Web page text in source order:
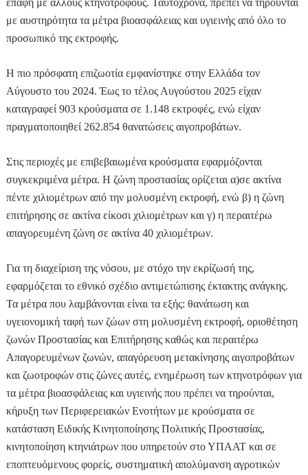
με αυστηρότητα τα μέτρα βιοασφάλειας και υγιεινής από όλο το
προσωπικό της εκτροφής.
Η πιο πρόσφατη επιζωοτία εμφανίστηκε στην Ελλάδα τον
Αύγουστο του 2024. Έως το τέλος Αυγούστου 2025 είχαν
καταγραφεί 903 κρούσματα σε 1.148 εκτροφές, ενώ είχαν
πραγματοποιηθεί 262.854 θανατώσεις αιγοπροβάτων.
Στις περιοχές με επιβεβαιωμένα κρούσματα εφαρμόζονται
συγκεκριμένα μέτρα. Η ζώνη προστασίας ορίζεται α)σε ακτίνα
πέντε χιλιομέτρων από την μολυσμένη εκτροφή, ενώ β) η ζώνη
επιτήρησης σε ακτίνα είκοσι χιλιομέτρων και γ) η περαιτέρω
απαγορευμένη ζώνη σε ακτίνα 40 χιλιομέτρων.
Για τη διαχείριση της νόσου, με στόχο την εκρίζωσή της,
εφαρμόζεται το εθνικό σχέδιο αντιμετώπισης έκτακτης ανάγκης.
Τα μέτρα που λαμβάνονται είναι τα εξής: θανάτωση και
υγειονομική ταφή των ζώων στη μολυσμένη εκτροφή, οριοθέτηση
ζωνών Προστασίας και Επιτήρησης καθώς και περαιτέρω
Απαγορευμένων ζωνών, απαγόρευση μετακίνησης αιγοπροβάτων
και ζωοτροφών στις ζώνες αυτές, ενημέρωση των κτηνοτρόφων για
τα μέτρα βιοασφάλειας και υγιεινής που πρέπει να τηρούνται,
κήρυξη των Περιφερειακών Ενοτήτων με κρούσματα σε
κατάσταση Ειδικής Κινητοποίησης Πολιτικής Προστασίας,
κινητοποίηση κτηνιάτρων που υπηρετούν στο ΥΠΑΑΤ και σε
εποπτευόμενους φορείς, συστηματική απολύμανση αγροτικών